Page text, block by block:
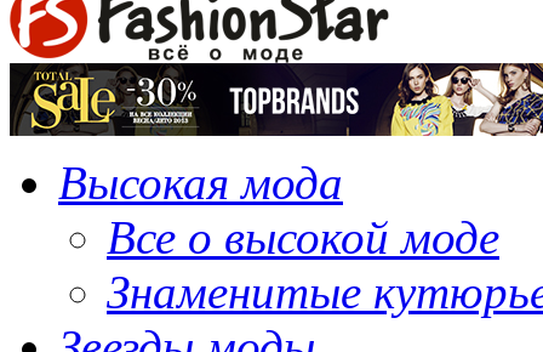
Высокая мода
Все о высокой моде
Знаменитые